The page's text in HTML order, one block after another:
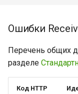
Ошибки
Перечень общих
разделе
Код HTTP